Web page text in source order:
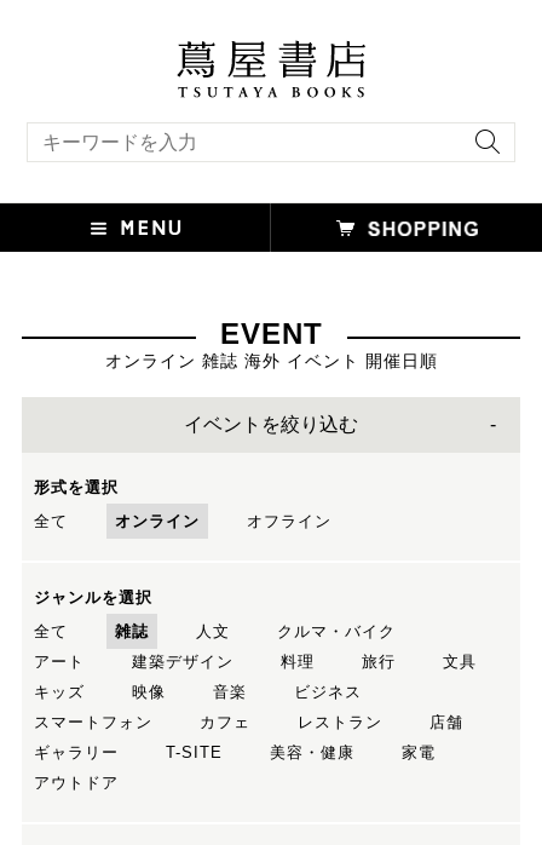
EVENT
オンライン 雑誌 海外 イベント 開催日順
イベントを絞り込む
形式を選択
全て
オンライン オフライン
ジャンルを選択
全て
雑誌 人文
クルマ・バイク
アート
建築デザイン 料理 旅行
文具
キッズ
映像 音楽
ビジネス
スマートフォン
カフェ レストラン
店舗
ギャラリー
T-SITE 美容・健康
家電
アウトドア